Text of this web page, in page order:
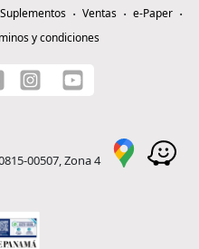
Suplementos Ventas
e-Paper
y condiciones
00507, Zona 4